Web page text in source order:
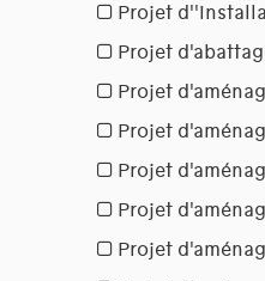
Projet
Projet
Projet
Projet
Projet
Projet
Projet